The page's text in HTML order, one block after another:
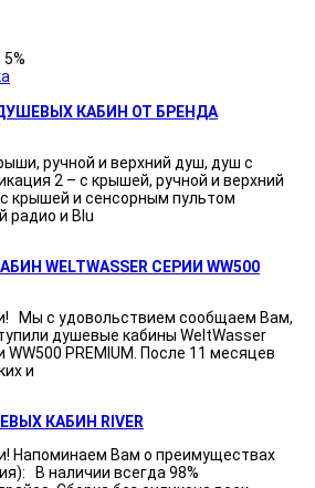
КАБИН ОТ БРЕНДА
ручной и верхний душ, душ с
2 – с крышей, ручной и верхний
крышей и сенсорным пультом
радио и Blu
WELTWASSER СЕРИИ WW500
Мы с удовольствием сообщаем Вам,
душевые кабины WeltWasser
PREMIUM. После 11 месяцев
и
КАБИН RIVER
Напоминаем Вам о преимуществах
В наличии всегда 98%